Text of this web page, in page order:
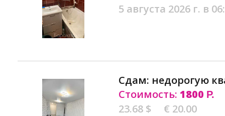
5 августа 2026 г. в
Сдам: недорогую
Стоимость: 1800 Р.
23.68 $
€ 20.00